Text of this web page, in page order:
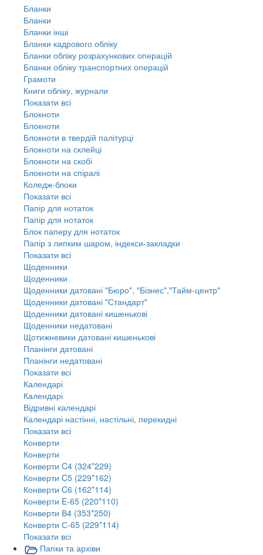
Бланки
Бланки
Бланки інші
Бланки кадрового обліку
Бланки обліку розрахункових операцій
Бланки обліку транспортних операцій
Грамоти
Книги обліку, журнали
Показати всі
Блокноти
Блокноти
Блокноти в твердій палітурці
Блокноти на склейці
Блокноти на скобі
Блокноти на спіралі
Коледж-блоки
Показати всі
Папір для нотаток
Папір для нотаток
Блок паперу для нотаток
Папір з липким шаром, індекси-закладки
Показати всі
Щоденники
Щоденники
Щоденники датовані "Бюро", "Бізнес","Тайм-центр"
Щоденники датовані "Стандарт"
Щоденники датовані кишенькові
Щоденники недатовані
Щотижневики датовані кишенькові
Планінги датовані
Планінги недатовані
Показати всі
Календарі
Календарі
Відривні календарі
Календарі настінні, настільні, перекидні
Показати всі
Конверти
Конверти
Конверти C4 (324*229)
Конверти C5 (229*162)
Конверти C6 (162*114)
Конверти E-65 (220*110)
Конверти В4 (353*250)
Конверти С-65 (229*114)
Показати всі
Папки та архіви